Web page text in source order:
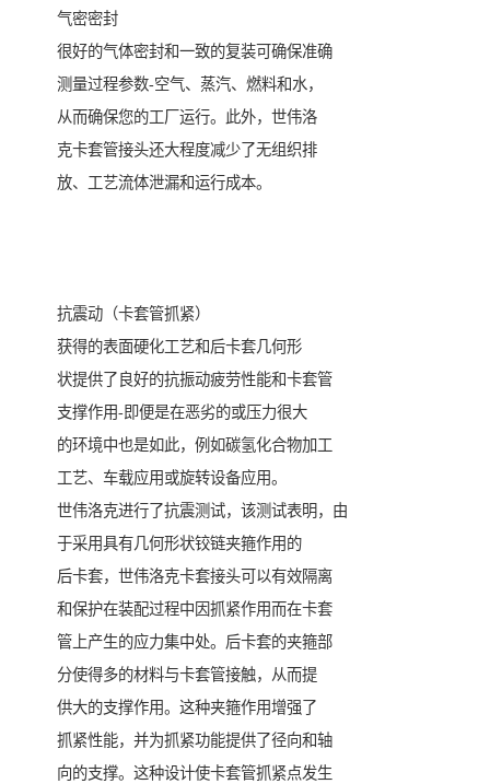
气密密封
很好的气体密封和一致的复装可确保准确
测量过程参数-空气、蒸汽、燃料和水，
从而确保您的工厂运行。此外，世伟洛
克卡套管接头还大程度减少了无组织排
放、工艺流体泄漏和运行成本。
抗震动（卡套管抓紧）
获得的表面硬化工艺和后卡套几何形
状提供了良好的抗振动疲劳性能和卡套管
支撑作用-即便是在恶劣的或压力很大
的环境中也是如此，例如碳氢化合物加工
工艺、车载应用或旋转设备应用。
世伟洛克进行了抗震测试，该测试表明，由
于采用具有几何形状铰链夹箍作用的
后卡套，世伟洛克卡套接头可以有效隔离
和保护在装配过程中因抓紧作用而在卡套
管上产生的应力集中处。后卡套的夹箍部
分使得多的材料与卡套管接触，从而提
供大的支撑作用。这种夹箍作用增强了
抓紧性能，并为抓紧功能提供了径向和轴
向的支撑。这种设计使卡套管抓紧点发生